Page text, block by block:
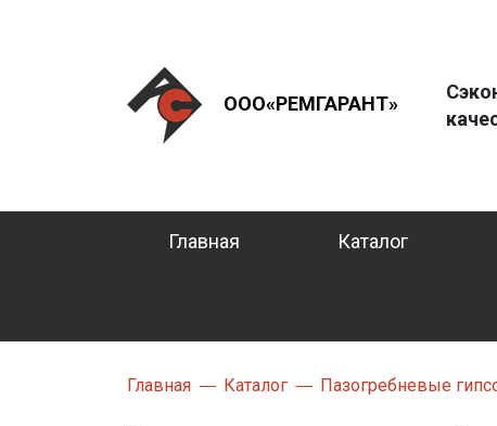
ООО«РЕМГАРАНТ»
Главная Каталог
Главная Каталог Пазогребневые